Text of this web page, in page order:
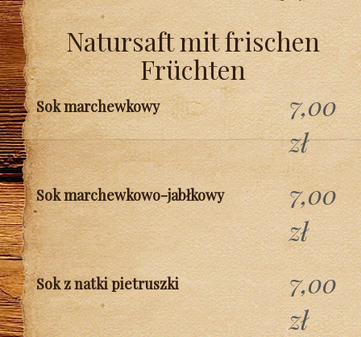
Natursaft mit frischen
Früchten
Sok marchewkowy
7,00
zł
Sok marchewkowo-jabłkowy
7,00
zł
Sok z natki pietruszki
7,00
zł